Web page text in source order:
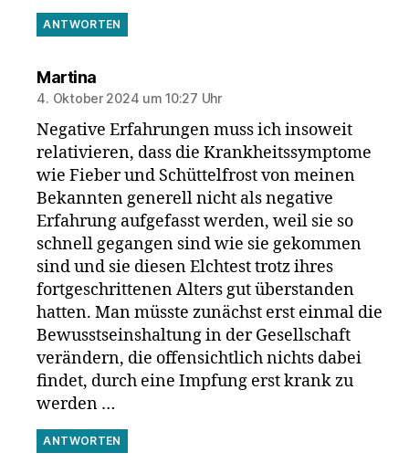
ANTWORTEN
Martinasagt:
4. Oktober 2024 um 10:27 Uhr
Negative Erfahrungen muss ich insoweit
relativieren, dass die Krankheitssymptome
wie Fieber und Schüttelfrost von meinen
Bekannten generell nicht als negative
Erfahrung aufgefasst werden, weil sie so
schnell gegangen sind wie sie gekommen
sind und sie diesen Elchtest trotz ihres
fortgeschrittenen Alters gut überstanden
hatten. Man müsste zunächst erst einmal die
Bewusstseinshaltung in der Gesellschaft
verändern, die offensichtlich nichts dabei
findet, durch eine Impfung erst krank zu
werden …
ANTWORTEN